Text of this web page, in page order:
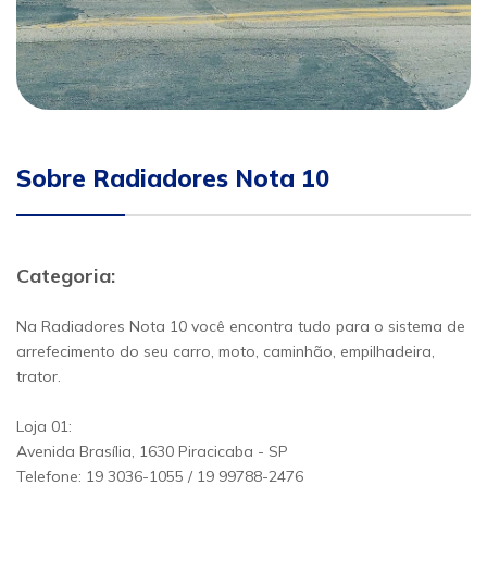
Sobre Radiadores Nota 10
Categoria:
Na Radiadores Nota 10 você encontra tudo para o sistema de
arrefecimento do seu carro, moto, caminhão, empilhadeira,
trator.
Loja 01:
Avenida Brasília, 1630 Piracicaba - SP
Telefone: 19 3036-1055 / 19 99788-2476